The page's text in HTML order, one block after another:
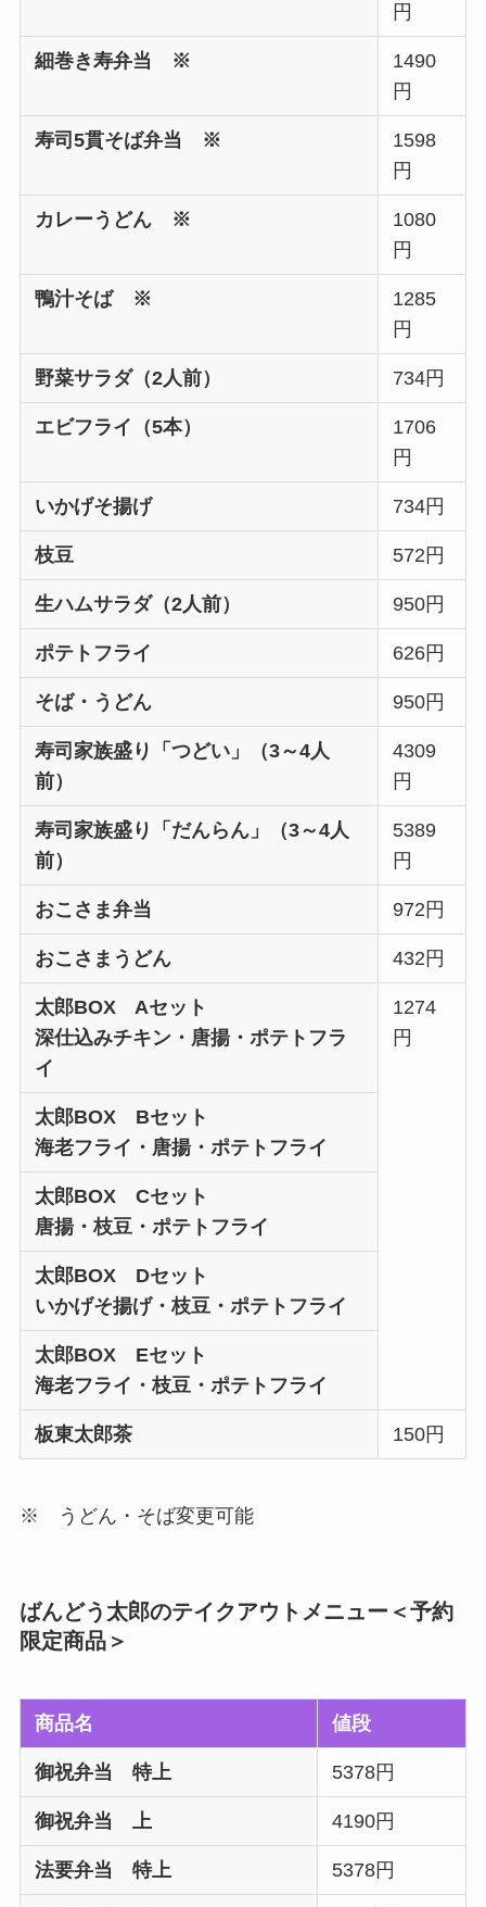
円
細巻き寿弁当 ※
1490
円
寿司5貫そば弁当 ※
1598
円
カレーうどん ※
1080
円
鴨汁そば ※
1285
円
野菜サラダ（2人前） 734円
エビフライ（5本）
1706
円
いかげそ揚げ 734円
枝豆 572円
生ハムサラダ（2人前） 950円
ポテトフライ 626円
そば・うどん 950円
寿司家族盛り「つどい」（3～4人
前）
4309
円
寿司家族盛り「だんらん」（3～4人
前）
5389
円
おこさま弁当 972円
おこさまうどん 432円
太郎BOX Aセット
深仕込みチキン・唐揚・ポテトフラ
イ
1274
円
太郎BOX Bセット
海老フライ・唐揚・ポテトフライ
太郎BOX Cセット
唐揚・枝豆・ポテトフライ
太郎BOX Dセット
いかげそ揚げ・枝豆・ポテトフライ
太郎BOX Eセット
海老フライ・枝豆・ポテトフライ
板東太郎茶 150円
※ うどん・そば変更可能
ばんどう太郎のテイクアウトメニュー＜予約
限定商品＞
商品名 値段
御祝弁当 特上 5378円
御祝弁当 上 4190円
法要弁当 特上 5378円